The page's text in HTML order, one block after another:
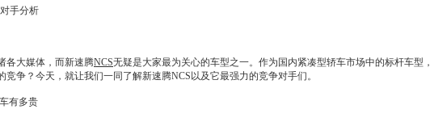
手分析
各大媒体，而新速腾NCS无疑是大家最为关心的车型之一。作为国内紧凑型轿车市场中的标杆车型，
竞争？今天，就让我们一同了解新速腾NCS 以及它最强力的竞争对手们。
有多贵